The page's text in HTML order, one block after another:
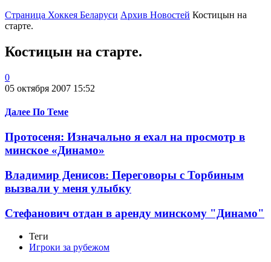
Страница Хоккея Беларуси Архив Новостей Костицын на
старте.
Костицын на старте.
0
05 октября 2007 15:52
Далее По Теме
Протосеня: Изначально я ехал на просмотр в
минское «Динамо»
Владимир Денисов: Переговоры с Торбиным
вызвали у меня улыбку
Стефанович отдан в аренду минскому "Динамо"
Теги
Игроки за рубежом